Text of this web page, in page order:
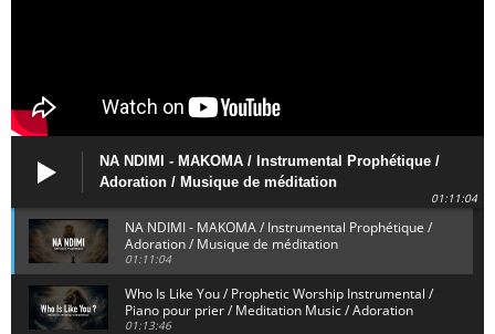
NA NDIMI - MAKOMA / Instrumental Prophétique /
Adoration / Musique de méditation
01:11:04
NA NDIMI - MAKOMA / Instrumental Prophétique /
Adoration / Musique de méditation
01:11:04
Who Is Like You / Prophetic Worship Instrumental /
Piano pour prier / Meditation Music / Adoration
01:13:46